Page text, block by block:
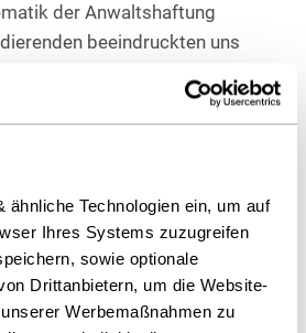
ähnliche Technologien ein, um auf
Ihres Systems zuzugreifen
sowie optionale
Drittanbietern, um die Website-
Werbemaßnahmen zu
der Anwaltshaftung
beeindruckten uns
Get-together die
auszutauschen und
Themen zu vertiefen.
Einsatz der Teilnehmer und
das nächste Jahr!